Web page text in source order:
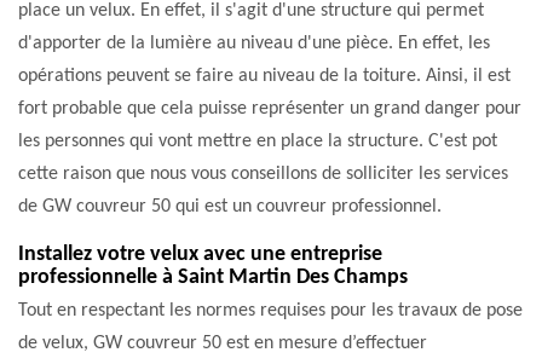
place un velux. En effet, il s'agit d'une structure qui permet
d'apporter de la lumière au niveau d'une pièce. En effet, les
opérations peuvent se faire au niveau de la toiture. Ainsi, il est
fort probable que cela puisse représenter un grand danger pour
les personnes qui vont mettre en place la structure. C'est pot
cette raison que nous vous conseillons de solliciter les services
de GW couvreur 50 qui est un couvreur professionnel.
Installez votre velux avec une entreprise
professionnelle à Saint Martin Des Champs
Tout en respectant les normes requises pour les travaux de pose
de velux, GW couvreur 50 est en mesure d’effectuer